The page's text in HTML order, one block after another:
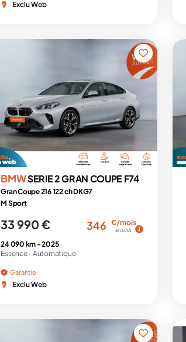
Exclu Web
BMWSERIE 2 GRAN COUPE F74
Gran Coupe 216 122 ch DKG7
M Sport
33 990 € 346 €/mois
en LOA
24 090 km -2025
Essence - Automatique
Garantie
Exclu Web